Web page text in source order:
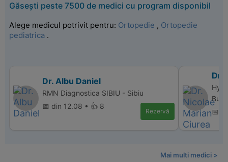
Găsești peste 7500 de medici cu program disponibil
Alege medicul potrivit pentru: Ortopedie , Ortopedie
pediatrica .
Dr. Albu Daniel
RMN Diagnostica SIBIU - Sibiu
📅 din 12.08 • 👍 8
Rezervă
Dr.
📅
Mai multi medici >